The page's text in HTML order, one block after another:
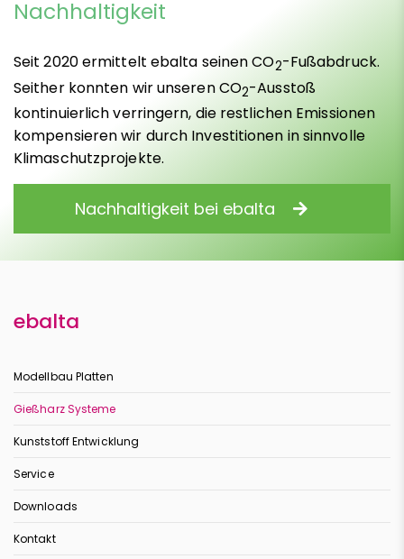
Nachhaltigkeit
Seit 2020 ermittelt ebalta seinen CO2-Fußabdruck.
Seither konnten wir unseren CO2-Ausstoß
kontinuierlich verringern, die restlichen Emissionen
kompensieren wir durch Investitionen in sinnvolle
Klimaschutzprojekte.
Nachhaltigkeit bei ebalta
ebalta
Modellbau Platten
Gießharz Systeme
Kunststoff Entwicklung
Service
Downloads
Kontakt